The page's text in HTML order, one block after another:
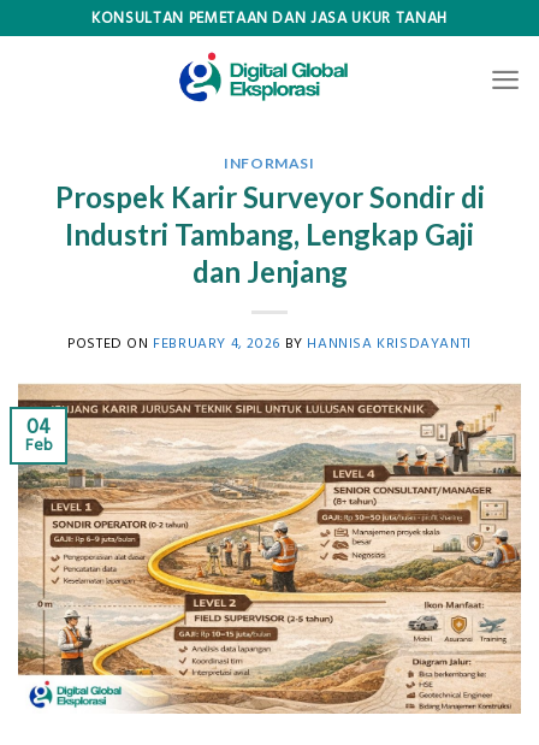
KONSULTAN PEMETAAN DAN JASA UKUR TANAH
INFORMASI
Prospek Karir Surveyor Sondir di
Industri Tambang, Lengkap Gaji
dan Jenjang
POSTED ON FEBRUARY 4, 2026 BY HANNISA KRISDAYANTI
04
Feb